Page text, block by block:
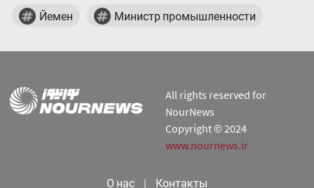
Йемен Министр промышленности
All rights reserved for
NourNews
Copyright © 2024
www.nournews.ir
О нас | Контакты